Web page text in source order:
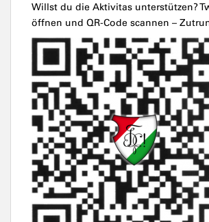
Willst du die Aktivitas unterstützen?
öffnen und QR-Code scannen –